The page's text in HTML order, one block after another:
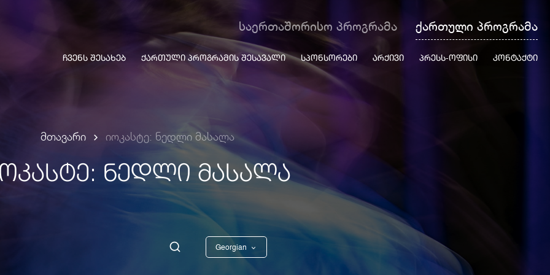
საერთაშორისო პროგრამა ქართული პროგრამა
ᲩᲕᲔᲜᲡ ᲨᲔᲡᲐᲮᲔᲑ ᲥᲐᲠᲗᲣᲚᲘ ᲞᲠᲝᲒᲠᲐᲛᲘᲡ ᲨᲔᲡᲐᲕᲐᲚᲘ ᲡᲞᲝᲜᲡᲝᲠᲔᲑᲘ ᲐᲠᲥᲘᲕᲘ ᲞᲠᲔᲡᲡ-ᲝᲤᲘᲡᲘ ᲙᲝᲜᲢᲐᲥᲢᲘ
მთავარი იოკასტე: ნედლი მასალა
ᲜᲔᲓᲚᲘ ᲛᲐᲡᲐᲚᲐ
Georgian